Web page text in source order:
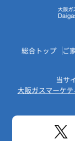
総合トップ ご
当サ
大阪ガスマーケ